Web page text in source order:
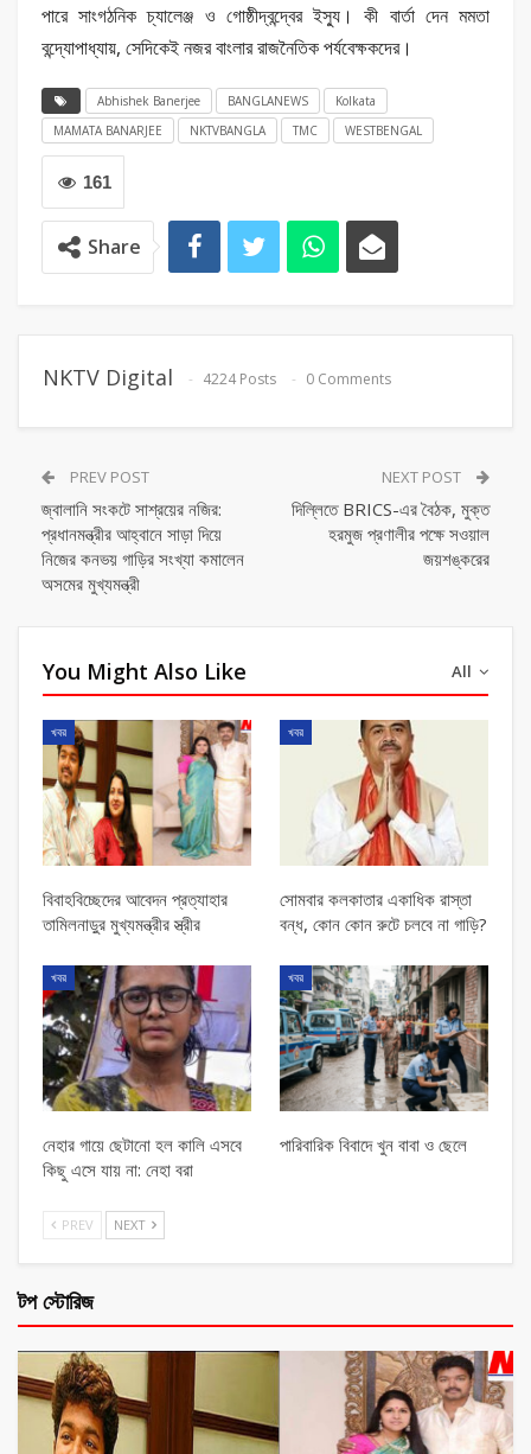
পারে সাংগঠনিক চ্যালেঞ্জ ও গোষ্ঠীদ্বন্দ্বের ইস্যু। কী বার্তা দেন মমতা
বন্দ্যোপাধ্যায়, সেদিকেই নজর বাংলার রাজনৈতিক পর্যবেক্ষকদের।
Abhishek Banerjee BANGLANEWS
Kolkata
MAMATA BANARJEE
NKTVBANGLA TMC WESTBENGAL
161
Share
NKTV Digital 4224 Posts 0 Comments
PREV POST
জ্বালানি সংকটে সাশ্রয়ের নজির:
প্রধানমন্ত্রীর আহ্বানে সাড়া দিয়ে
নিজের কনভয় গাড়ির সংখ্যা কমালেন
অসমের মুখ্যমন্ত্রী
NEXT POST
দিল্লিতে BRICS-এর বৈঠক, মুক্ত
হরমুজ প্রণালীর পক্ষে সওয়াল
জয়শঙ্করের
All
You Might Also Like
খবর
বিবাহবিচ্ছেদের আবেদন প্রত্যাহার
তামিলনাড়ুর মুখ্যমন্ত্রীর স্ত্রীর
খবর
সোমবার কলকাতার একাধিক রাস্তা
বন্ধ, কোন কোন রুটে চলবে না গাড়ি?
খবর
নেহার গায়ে ছেটানো হল কালি এসবে
কিছু এসে যায় না: নেহা বরা
খবর
পারিবারিক বিবাদে খুন বাবা ও ছেলে
PREV NEXT
টপ স্টোরিজ